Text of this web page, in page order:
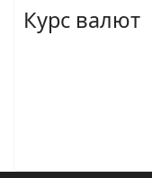
Курс валют